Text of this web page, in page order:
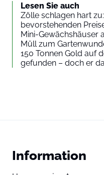
Lesen Sie auch
Zölle schlagen hart
bevorstehenden
Mini-Gewächshäuser
Müll zum
150 Tonnen Gold auf
gefunden – doch er
Information